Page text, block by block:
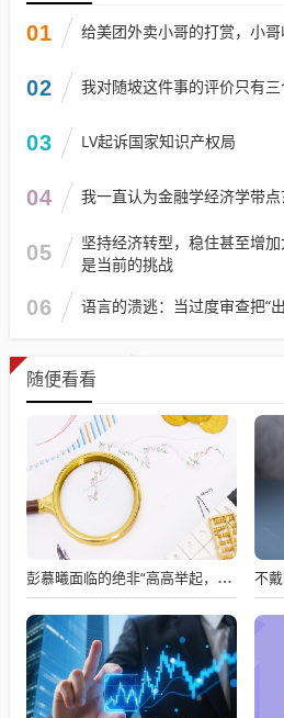
01 给美团外卖小哥的打赏，小哥
02 我对随坡这件事的评价只有
03 LV起诉国家知识产权局
04 我一直认为金融学经济学带
05
坚持经济转型，稳住甚至增
是当前的挑战
06 语言的溃逃：当过度审查把“
随便看看
彭慕曦面临的绝非“高高举起，轻轻放下”